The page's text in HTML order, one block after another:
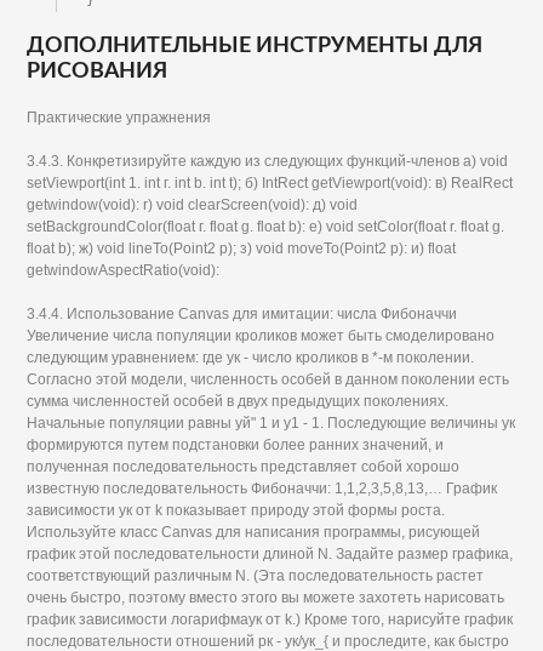
ДОПОЛНИТЕЛЬНЫЕ ИНСТРУМЕНТЫ ДЛЯ
РИСОВАНИЯ
Практические упражнения
3.4.3. Конкретизируйте каждую из следующих функций-членов а) void
setViewport(int 1. int г. int b. int t); б) IntRect getViewport(void): в) RealRect
getwindow(void): r) void clearScreen(void): д) void
setBackgroundColor(float г. float g. float b): е) void setColor(float r. float g.
float b); ж) void lineTo(Point2 p); з) void moveTo(Point2 p): и) float
getwindowAspectRatio(void):
3.4.4. Использование Canvas для имитации: числа Фибоначчи
Увеличение числа популяции кроликов может быть смоделировано
следующим уравнением: где ук - число кроликов в *-м поколении.
Согласно этой модели, численность особей в данном поколении есть
сумма численностей особей в двух предыдущих поколениях.
Начальные популяции равны уй" 1 и у1 - 1. Последующие величины ук
формируются путем подстановки более ранних значений, и
полученная последовательность представляет собой хорошо
известную последовательность Фибоначчи: 1,1,2,3,5,8,13,… График
зависимости ук от k показывает природу этой формы роста.
Используйте класс Canvas для написания программы, рисующей
график этой последовательности длиной N. Задайте размер графика,
соответствующий различным N. (Эта последовательность растет
очень быстро, поэтому вместо этого вы можете захотеть нарисовать
график зависимости логарифмаук от k.) Кроме того, нарисуйте график
последовательности отношений рк - ук/ук_{ и проследите, как быстро